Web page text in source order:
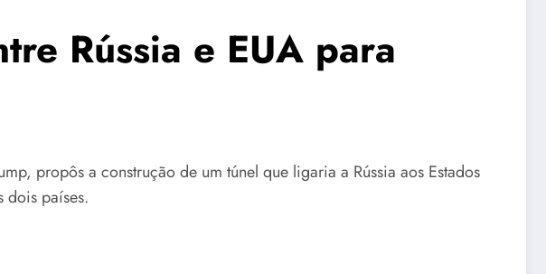
Rússia e EUA para
propôs a construção de um túnel que ligaria a Rússia aos Estados
dois países.